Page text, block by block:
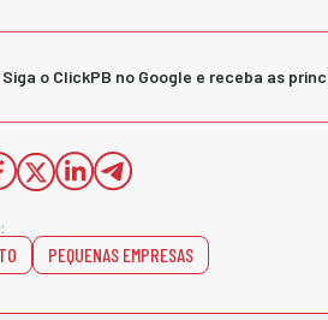
Siga o ClickPB no Google e receba as
PEQUENAS EMPRESAS